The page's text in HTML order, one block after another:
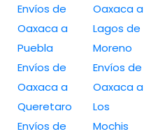
Envíos de
Oaxaca a
Puebla
Envíos de
Oaxaca a
Queretaro
Envíos de
Oaxaca a
Lagos de
Moreno
Envíos de
Oaxaca a
Los
Mochis